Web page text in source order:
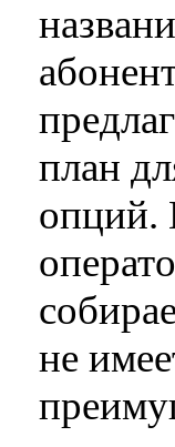
план
опций.
не